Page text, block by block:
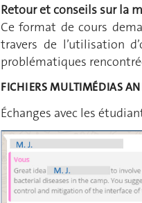
Retour et conseils sur la
Ce format de cours
travers de l’utilisation
problématiques
FICHIERS MULTIMÉDIAS
Échanges avec les